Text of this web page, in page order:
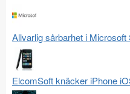
Allvarlig sårbarhet i Microsoft
ElcomSoft knäcker iPhone